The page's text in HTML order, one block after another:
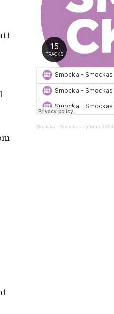
Smocka · Smockas nyheter 2024